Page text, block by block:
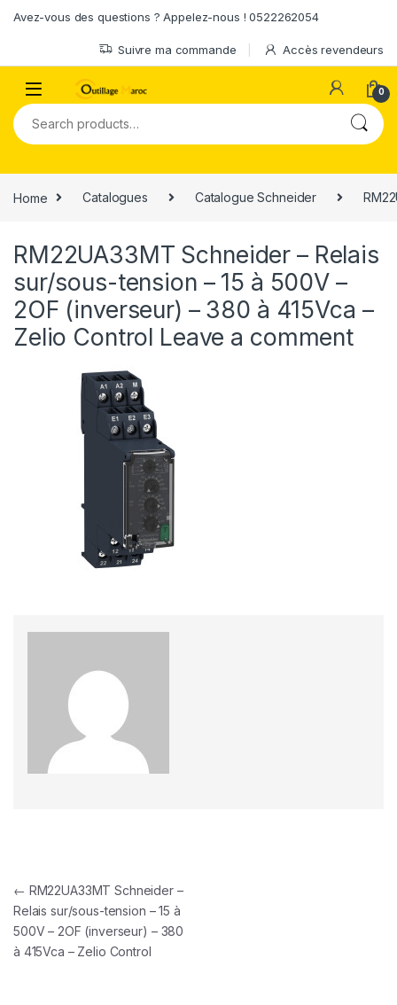
Avez-vous des questions ? Appelez-nous ! 0522262054
Suivre ma commande Accès revendeurs
0
Search for:
Home Catalogues Catalogue Schneider
RM22UA33MT Schneider – Relais
sur/sous-tension – 15 à 500V –
2OF (inverseur) – 380 à 415Vca –
Zelio Control Leave a comment
Navigation de l’article
← RM22UA33MT Schneider –
Relais sur/sous-tension – 15 à
500V – 2OF (inverseur) – 380
à 415Vca – Zelio Control